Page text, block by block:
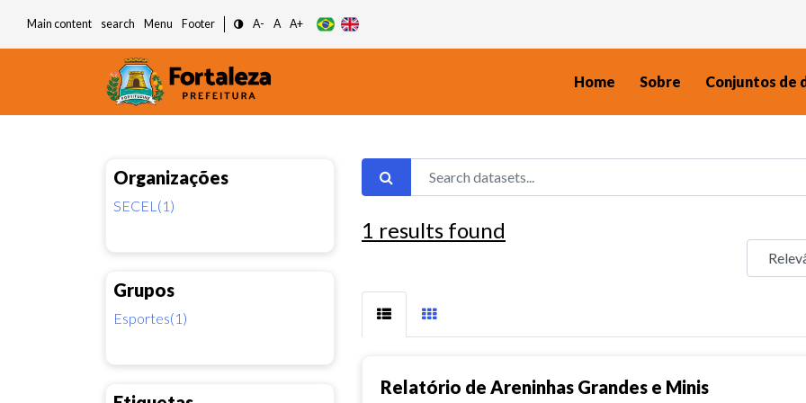
Main content search Menu Footer A- A A+
Home Sobre Conjuntos de
Organizações
SECEL(1)
Grupos
Esportes(1)
1 results found
Relatório de Areninhas Grandes e Minis